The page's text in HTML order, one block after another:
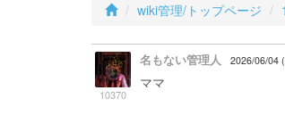
wiki管理/トップページ
10370
名もない管理人 2026/06/04
ママ